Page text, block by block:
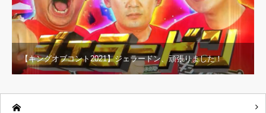
【キングオブコント2021】ジェラードン、頑張りました！